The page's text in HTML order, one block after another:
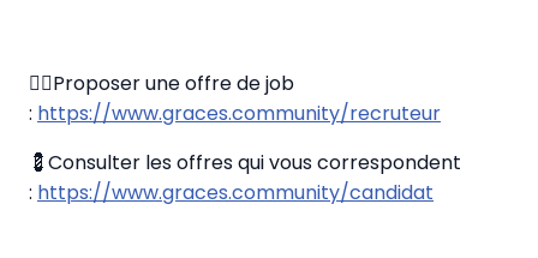
✍🏼Proposer une offre de job
: https://www.graces.community/recruteur
💈Consulter les offres qui vous correspondent
: https://www.graces.community/candidat